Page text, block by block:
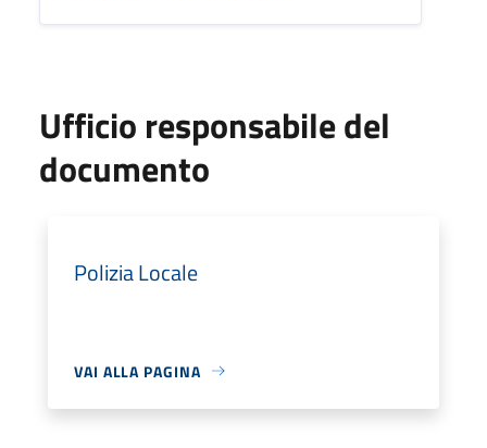
Ufficio responsabile del
documento
Polizia Locale
VAI ALLA PAGINA